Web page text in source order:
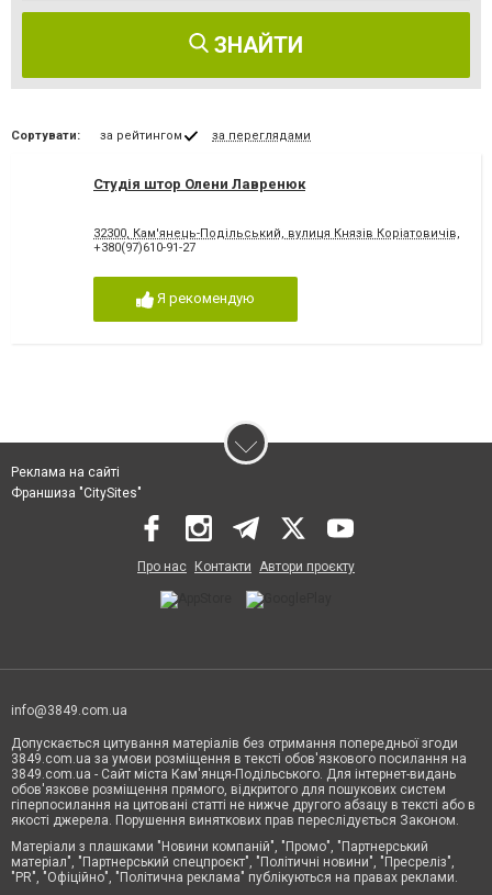
ЗНАЙТИ
Сортувати: за рейтингом за переглядами
Студія штор Олени Лавренюк
32300, Кам'янець-Подільський, вулиця Князів Коріатовичів, 25
+380(97)610-91-27
Я рекомендую
Реклама на сайті
Франшиза "CitySites"
Про нас Контакти Автори проєкту
info@3849.com.ua
Допускається цитування матеріалів без отримання попередньої згоди
3849.com.ua за умови розміщення в тексті обов'язкового посилання на
3849.com.ua - Сайт міста Кам'янця-Подільського. Для інтернет-видань
обов'язкове розміщення прямого, відкритого для пошукових систем
гіперпосилання на цитовані статті не нижче другого абзацу в тексті або в
якості джерела. Порушення виняткових прав переслідується Законом.
Матеріали з плашками "Новини компаній", "Промо", "Партнерський
матеріал", "Партнерський спецпроєкт", "Політичні новини", "Пресреліз",
"PR", "Офіційно", "Політична реклама" публікуються на правах реклами.